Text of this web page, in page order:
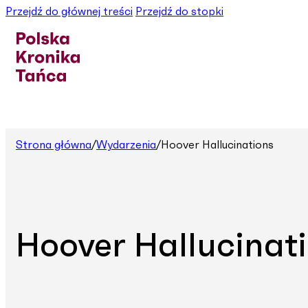
Przejdź do głównej treści Przejdź do stopki
Strona główna/Wydarzenia/Hoover Hallucinations
Hoover